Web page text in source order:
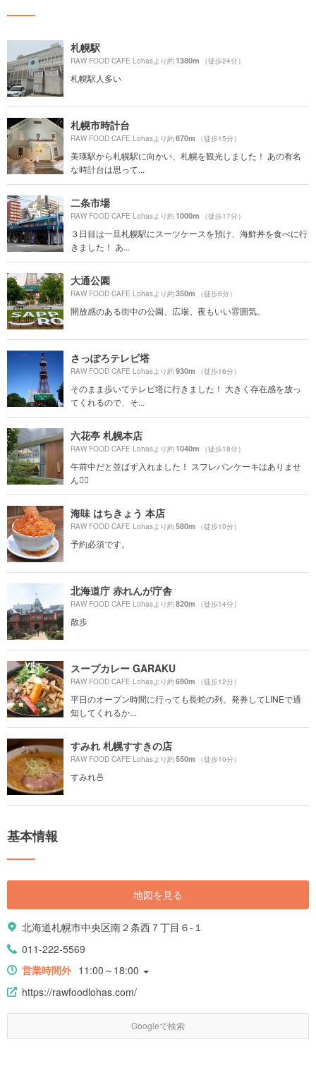
札幌駅
RAW FOOD CAFE Lohasより約1380m （徒歩24分）
札幌駅人多い
札幌市時計台
RAW FOOD CAFE Lohasより約870m （徒歩15分）
美瑛駅から札幌駅に向かい、札幌を観光しました！ あの有名
な時計台は思って...
二条市場
RAW FOOD CAFE Lohasより約1000m （徒歩17分）
３日目は一旦札幌駅にスーツケースを預け、海鮮丼を食べに行
きました！ あ...
大通公園
RAW FOOD CAFE Lohasより約350m （徒歩6分）
開放感のある街中の公園、広場。夜もいい雰囲気。
さっぽろテレビ塔
RAW FOOD CAFE Lohasより約930m （徒歩16分）
そのまま歩いてテレビ塔に行きました！ 大きく存在感を放っ
てくれるので、そ...
六花亭 札幌本店
RAW FOOD CAFE Lohasより約1040m （徒歩18分）
午前中だと並ばず入れました！ スフレパンケーキはありませ
ん🙅‍♀️
海味 はちきょう 本店
RAW FOOD CAFE Lohasより約580m （徒歩10分）
予約必須です。
北海道庁 赤れんが庁舎
RAW FOOD CAFE Lohasより約820m （徒歩14分）
散歩
スープカレー GARAKU
RAW FOOD CAFE Lohasより約690m （徒歩12分）
平日のオープン時間に行っても長蛇の列。発券してLINEで通
知してくれるか...
すみれ 札幌すすきの店
RAW FOOD CAFE Lohasより約550m （徒歩10分）
すみれ🍜
基本情報
地図を見る
北海道札幌市中央区南２条西７丁目６-１
011-222-5569
営業時間外 11:00～18:00
https://rawfoodlohas.com/
Googleで検索